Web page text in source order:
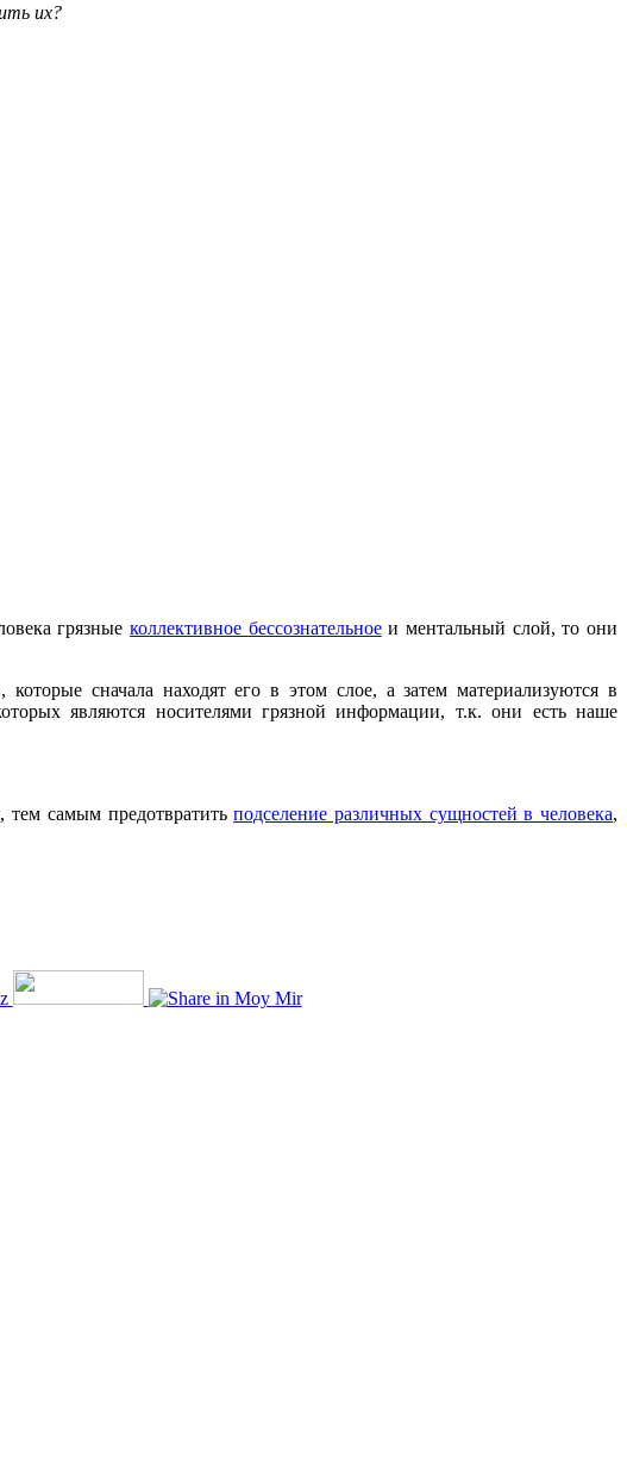
их?
грязныеколлективное бессознательноеи ментальный слой, то они
сначала находят его в этом слое, а затем материализуются в
являются носителями грязной информации, т.к. они есть наше
тем самым предотвратитьподселение различных сущностей в человека,